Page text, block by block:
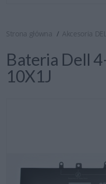
Strona główna Akcesoria
Bateria Dell
10X1J